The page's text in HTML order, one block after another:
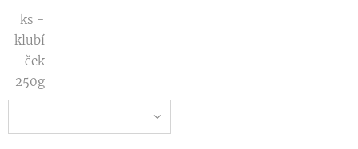
ks -
klubí
ček
250g